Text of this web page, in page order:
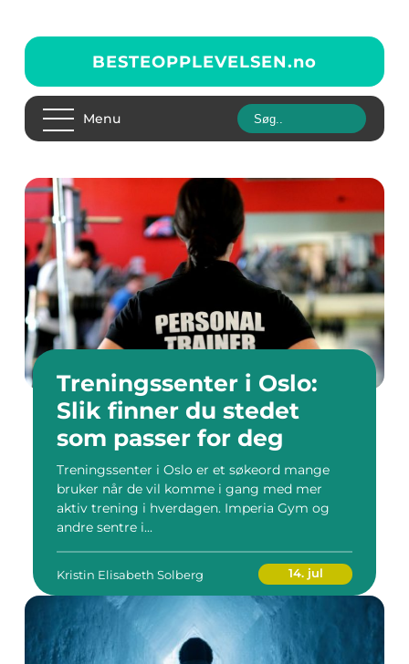
BESTEOPPLEVELSEN.no
Menu
Treningssenter i Oslo:
Slik finner du stedet
som passer for deg
Treningssenter i Oslo er et søkeord mange
bruker når de vil komme i gang med mer
aktiv trening i hverdagen. Imperia Gym og
andre sentre i...
Kristin Elisabeth Solberg 14. jul